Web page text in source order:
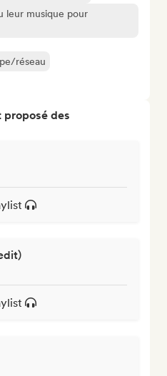
leur musique pour
réseau
proposé des